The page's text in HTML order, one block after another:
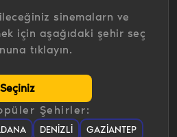
sinemalarn ve
için aşağıdaki şehir seç
tıklayın.
Şehirler:
DENIZLI
GAZIANTEP